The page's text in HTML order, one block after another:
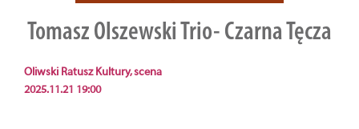
Tomasz Olszewski Trio- Czarna Tęcza
Oliwski Ratusz Kultury, scena
2025.11.21 19:00